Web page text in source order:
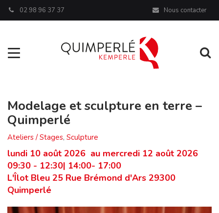
02 98 96 37 37 Nous contacter
Aller à la navigation
Modelage et sculpture en terre –
Quimperlé
Ateliers / Stages, Sculpture
lundi 10 août 2026 au mercredi 12 août 2026
09:30 - 12:30| 14:00- 17:00
L'Îlot Bleu 25 Rue Brémond d'Ars 29300
Quimperlé